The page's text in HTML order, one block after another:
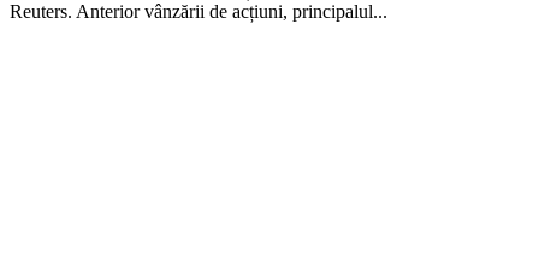
Reuters. Anterior vânzării de acțiuni, principalul...